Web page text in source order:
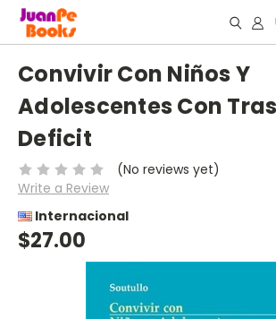
Convivir Con Niños Y
Adolescentes Con
Deficit
(No reviews yet)
Write a Review
Internacional
$27.00